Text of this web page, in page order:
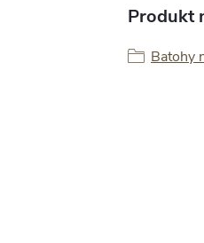
Produkt
Batohy